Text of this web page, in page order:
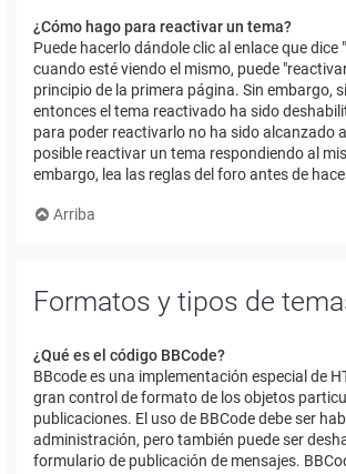
¿Cómo hago para reactivar un tema?
Puede hacerlo dándole clic al enlace que dice
cuando esté viendo el mismo, puede
principio de la primera página. Sin embargo,
entonces el tema reactivado ha sido
para poder reactivarlo no ha sido alcanzado
posible reactivar un tema respondiendo al
embargo, lea las reglas del foro antes de
Arriba
Formatos y tipos de
¿Qué es el código BBCode?
BBcode es una implementación especial de
gran control de formato de los objetos
publicaciones. El uso de BBCode debe ser
administración, pero también puede ser
formulario de publicación de mensajes.